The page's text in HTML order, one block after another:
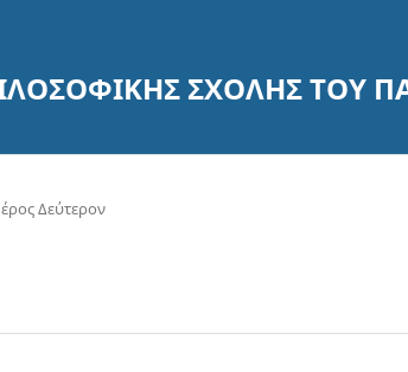
ΣΧΟΛΗΣ ΤΟΥ
Δεύτερον